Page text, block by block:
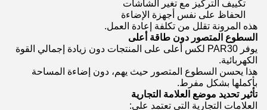
تكييف التركيز مع تغير الشاشات
الحفاظ على نفس أجهزة الإضاءة
هذه المرونة تقلل من تكلفة إعادة العمل.
السطوع المتصور دون طاقة أعلى
يوفر PAR30 لكس أعلى على المنتجات دون زيادة إجمالي القوة
الكهربائية.
هذا يحسن السطوع المتصور حيث يهم، دون إضاءة المساحة
بأكملها بشكل مفرط.
تأثير تحديد موضع العلامة التجارية
العلامات التجارية التي تعتمد على: